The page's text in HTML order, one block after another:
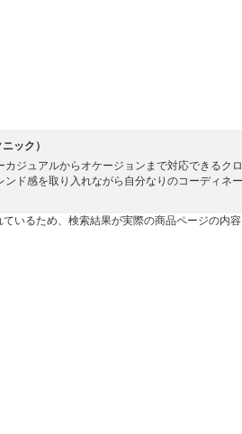
ック）
ジュアルからオケージョンまで対応できるク
ド感を取り入れながら自分なりのコーディネ
いるため、検索結果が実際の商品ページの内